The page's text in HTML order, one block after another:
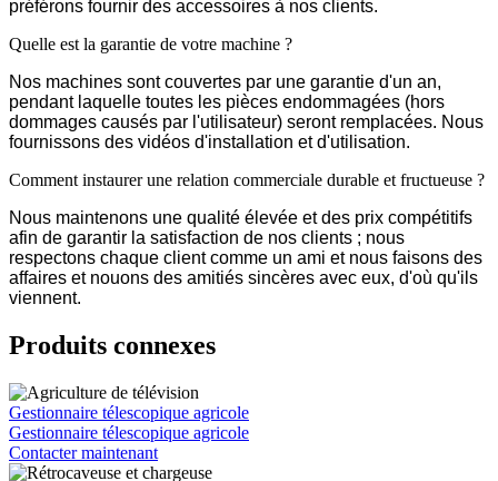
préférons fournir des accessoires à nos clients.
Quelle est la garantie de votre machine ?
Nos machines sont couvertes par une garantie d'un an,
pendant laquelle toutes les pièces endommagées (hors
dommages causés par l'utilisateur) seront remplacées. Nous
fournissons des vidéos d'installation et d'utilisation.
Comment instaurer une relation commerciale durable et fructueuse ?
Nous maintenons une qualité élevée et des prix compétitifs
afin de garantir la satisfaction de nos clients ; nous
respectons chaque client comme un ami et nous faisons des
affaires et nouons des amitiés sincères avec eux, d'où qu'ils
viennent.
Produits connexes
Gestionnaire télescopique agricole
Gestionnaire télescopique agricole
Contacter maintenant